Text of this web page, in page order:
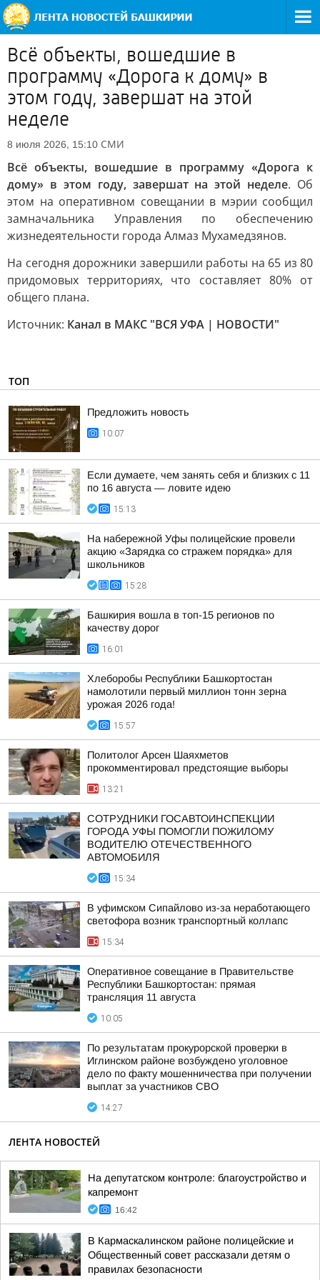
Всё объекты, вошедшие в
программу «Дорога к дому» в
этом году, завершат на этой
неделе
8 июля 2026, 15:10 СМИ
Всё объекты, вошедшие в программу «Дорога к
дому» в этом году, завершат на этой неделе. Об
этом на оперативном совещании в мэрии сообщил
замначальника Управления по обеспечению
жизнедеятельности города Алмаз Мухамедзянов.
На сегодня дорожники завершили работы на 65 из 80
придомовых территориях, что составляет 80% от
общего плана.
Источник: Канал в МАКС "ВСЯ УФА | НОВОСТИ"
ТОП
Предложить новость
10:07
Если думаете, чем занять себя и близких с 11
по 16 августа — ловите идею
15:13
На набережной Уфы полицейские провели
акцию «Зарядка со стражем порядка» для
школьников
15:28
Башкирия вошла в топ-15 регионов по
качеству дорог
16:01
Хлеборобы Республики Башкортостан
намолотили первый миллион тонн зерна
урожая 2026 года!
15:57
Политолог Арсен Шаяхметов
прокомментировал предстоящие выборы
13:21
СОТРУДНИКИ ГОСАВТОИНСПЕКЦИИ
ГОРОДА УФЫ ПОМОГЛИ ПОЖИЛОМУ
ВОДИТЕЛЮ ОТЕЧЕСТВЕННОГО
АВТОМОБИЛЯ
15:34
В уфимском Сипайлово из-за неработающего
светофора возник транспортный коллапс
15:34
Оперативное совещание в Правительстве
Республики Башкортостан: прямая
трансляция 11 августа
10:05
По результатам прокурорской проверки в
Иглинском районе возбуждено уголовное
дело по факту мошенничества при получении
выплат за участников СВО
14:27
ЛЕНТА НОВОСТЕЙ
На депутатском контроле: благоустройство и
капремонт
16:42
В Кармаскалинском районе полицейские и
Общественный совет рассказали детям о
правилах безопасности